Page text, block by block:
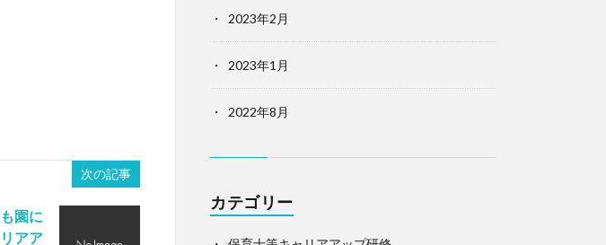
次の記事
園に
アア
2023年2月
2023年1月
2022年8月
カテゴリー